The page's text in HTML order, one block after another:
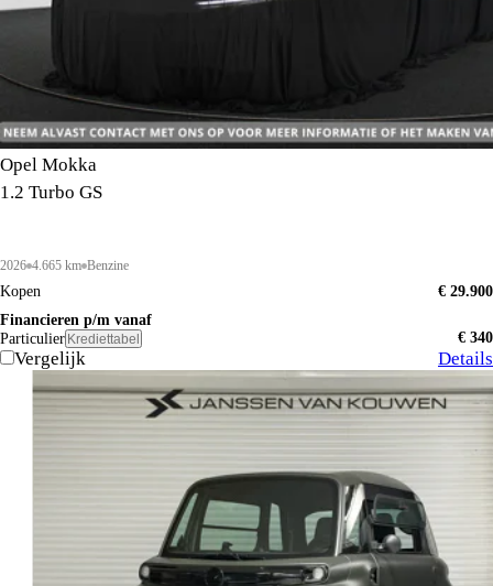
Opel Mokka
1.2 Turbo GS
2026 4.665 km Benzine
Kopen
€ 29.900
Financieren p/m vanaf
Particulier Krediettabel € 340
Vergelijk Details